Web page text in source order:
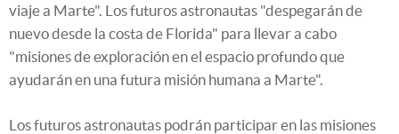
viaje a Marte". Los futuros astronautas "despegarán de
nuevo desde la costa de Florida" para llevar a cabo
"misiones de exploración en el espacio profundo que
ayudarán en una futura misión humana a Marte".
Los futuros astronautas podrán participar en las misiones